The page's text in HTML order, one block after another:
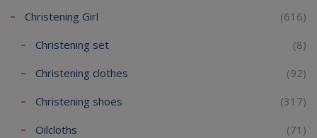
Christening Girl
(616)
Christening set
(8)
Christening clothes
(92)
Christening shoes
(317)
Oilcloths
(71)